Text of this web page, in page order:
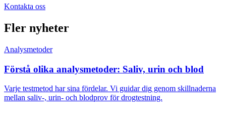
Kontakta oss
Fler nyheter
Analysmetoder
Förstå olika analysmetoder: Saliv, urin och blod
Varje testmetod har sina fördelar. Vi guidar dig genom skillnaderna
mellan saliv-, urin- och blodprov för drogtestning.